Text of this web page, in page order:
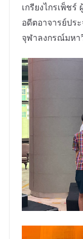
เกรียงไกรเพ็ช
อดีตอาจารย์ปร
จุฬาลงกรณ์มหา